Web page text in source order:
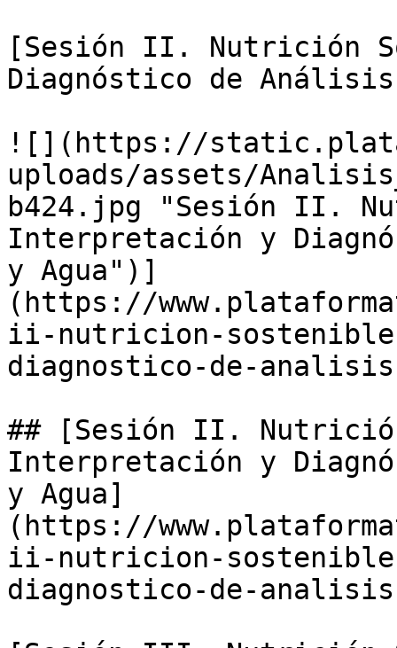
[Sesión II. Nutrición
Diagnóstico de
![](https://
uploads/assets/
b424.jpg "Sesión II.
Interpretación y
y Agua")]
(https://
ii-nutricion-
diagnostico-de-
## [Sesión II.
Interpretación y
y Agua]
(https://
ii-nutricion-
diagnostico-de-